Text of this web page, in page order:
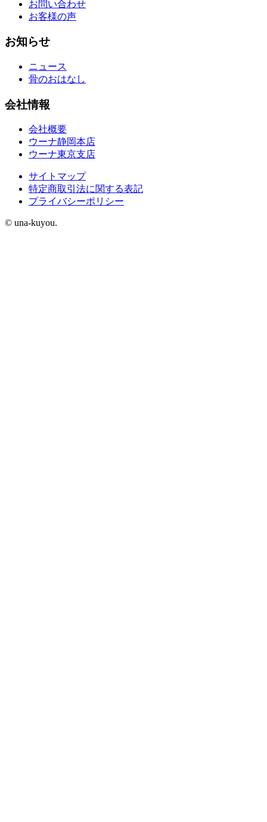
お問い合わせ
お客様の声
お知らせ
ニュース
骨のおはなし
会社情報
会社概要
ウーナ静岡本店
ウーナ東京支店
サイトマップ
特定商取引法に関する表記
プライバシーポリシー
© una-kuyou.